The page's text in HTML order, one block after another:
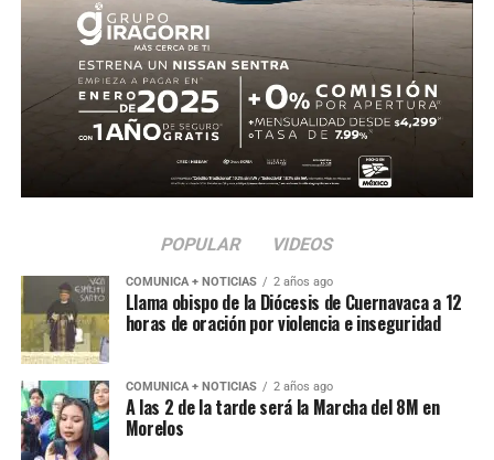
POPULAR VIDEOS
COMUNICA + NOTICIAS 2 años ago
Llama obispo de la Diócesis de Cuernavaca a 12
horas de oración por violencia e inseguridad
COMUNICA + NOTICIAS 2 años ago
A las 2 de la tarde será la Marcha del 8M en
Morelos